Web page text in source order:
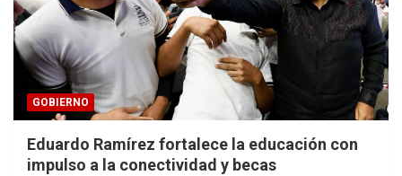
GOBIERNO
Eduardo Ramírez fortalece la educación con
impulso a la conectividad y becas